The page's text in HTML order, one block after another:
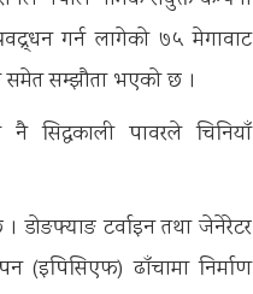
गर्न लागेको ७५ मेगावाट
समेत सम्झौता भएको छ ।
पावरले चिनियाँ
डोङफ्याङ टर्वाइन तथा जेनेरेटर
(इपिसिएफ) ढाँचामा निर्माण